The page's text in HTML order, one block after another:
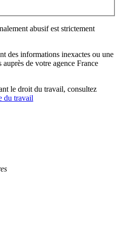
abusif est strictement
des informations inexactes ou une
auprès de votre agence France
le droit du travail, consultez
du travail